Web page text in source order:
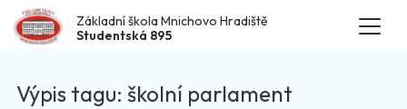
Základní škola Mnichovo Hradiště
Studentská 895
Výpis tagu: školní parlament